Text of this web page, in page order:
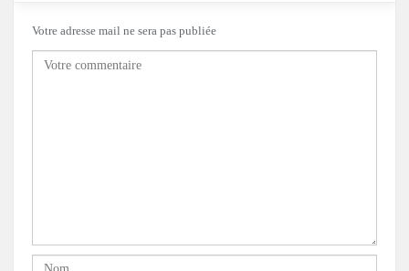
Votre adresse mail ne sera pas publiée